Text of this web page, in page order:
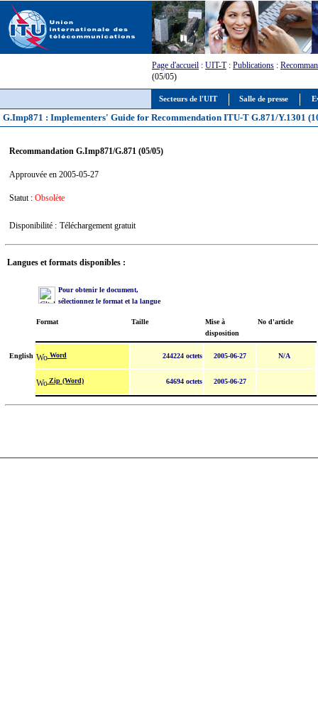
Secteurs de l'UIT Salle de presse
Page d'accueil : UIT-T: Publications :
(05/05)
G.Imp871 : Implementers' Guide for Recommendation ITU-T G.871/Y.1301
Recommandation G.Imp871/G.871 (05/05)
Approuvée en 2005-05-27
Statut : Obsolète
Disponibilité : Téléchargement gratuit
Langues et formats disponibles :
Pour obtenir le document,
sélectionnez le format et la langue
Format Taille
Mise à
disposition
No d'article
English Word 244224 octets 2005-06-27 N/A
Zip (Word) 64694 octets 2005-06-27